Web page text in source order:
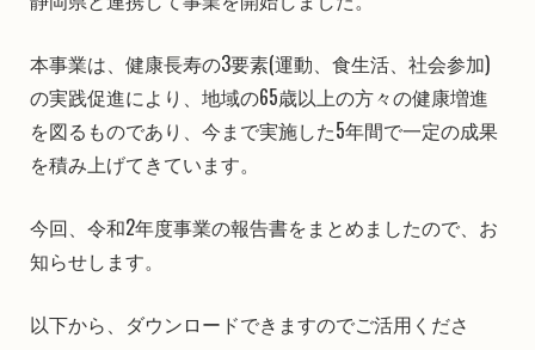
本事業は、健康長寿の3要素(運動、食生活、社会参加)
の実践促進により、地域の65歳以上の方々の健康増進
を図るものであり、今まで実施した5年間で一定の成果
を積み上げてきています。
今回、令和2年度事業の報告書をまとめましたので、お
知らせします。
以下から、ダウンロードできますのでご活用くださ